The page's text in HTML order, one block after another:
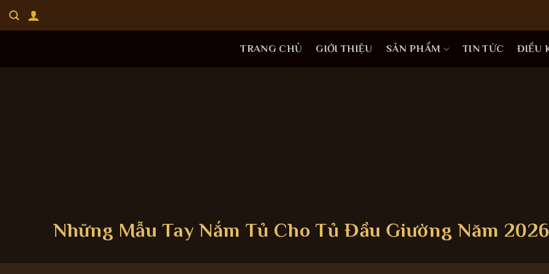
qua
TRANG CHỦ GIỚI THIỆU SẢN PHẨM TIN TỨC ĐIỀU
Những Mẫu Tay Nắm Tủ Cho Tủ Đầu Giường Năm 2026